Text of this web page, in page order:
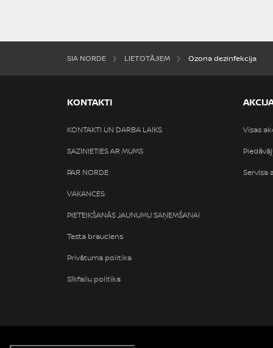
SIA NORDE LIETOTĀJIEM Ozona dezinfekcija
KONTAKTI
KONTAKTI UN DARBA LAIKS
SAZINIETIES AR MUMS
PAR NORDE
VAKANCES
PIETEIKŠANĀS JAUNUMU SAŅEMŠANAI
Testa brauciens
Privātuma politika
Sīkfailu politika
Visas
Servisa